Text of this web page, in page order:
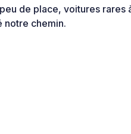
de place, voitures rares
notre chemin.